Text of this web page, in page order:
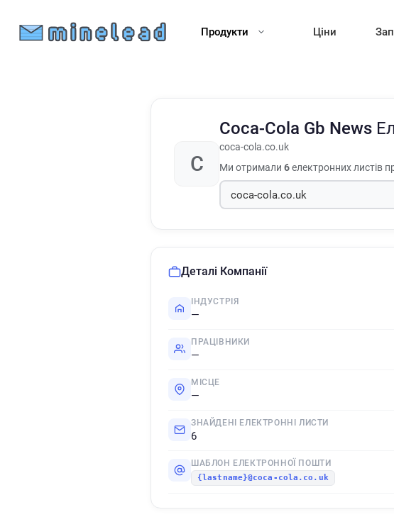
Продукти Ціни
C
Coca-Cola Gb News
coca-cola.co.uk
Ми отримали 6електронних листів
Деталі Компанії
ІНДУСТРІЯ
—
ПРАЦІВНИКИ
—
МІСЦЕ
—
ЗНАЙДЕНІ ЕЛЕКТРОННІ ЛИСТИ
6
ШАБЛОН ЕЛЕКТРОННОЇ ПОШТИ
{lastname}@coca-cola.co.uk